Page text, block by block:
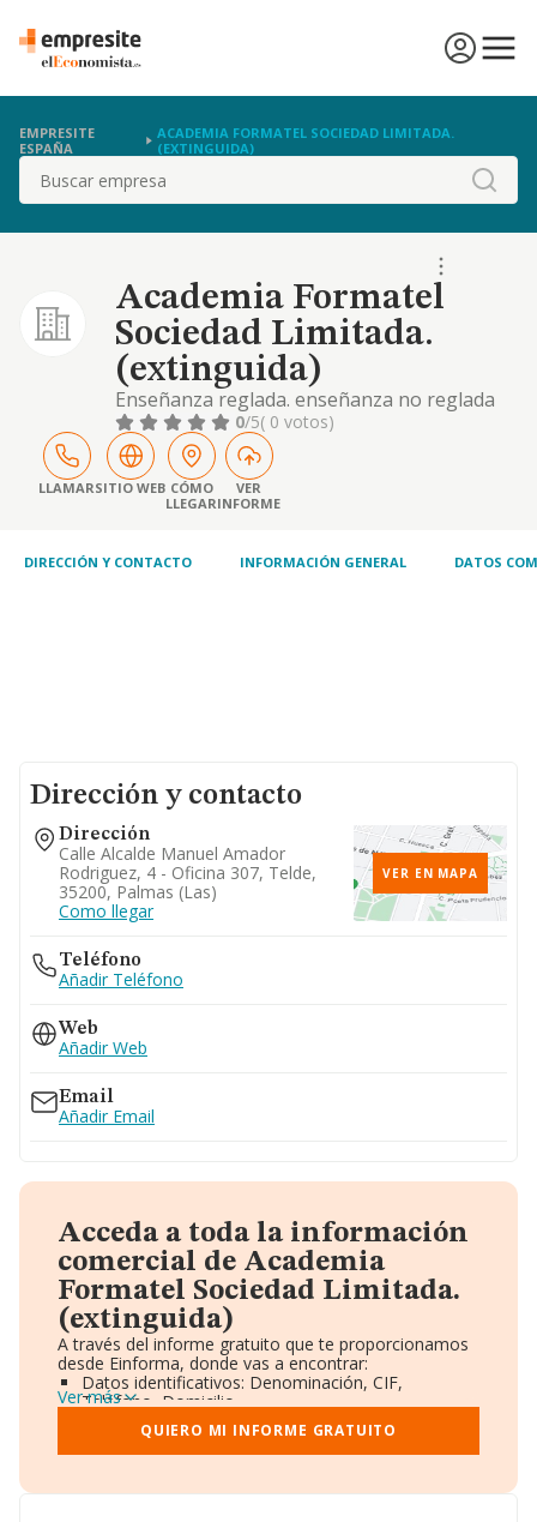
EMPRESITE
ESPAÑA
ACADEMIA FORMATEL SOCIEDAD LIMITADA.
(EXTINGUIDA)
Buscar
Academia Formatel
Sociedad Limitada.
(extinguida)
Enseñanza reglada. enseñanza no reglada
de formación y perfeccionamiento
profesional y educación posterior. otras
actividades de enseñanza
0/5( 0 votos)
LLAMARSITIO WEB CÓMO
LLEGAR
VER
INFORME
DIRECCIÓN Y CONTACTO INFORMACIÓN GENERAL DATOS
Dirección y contacto
Dirección
Calle Alcalde Manuel Amador
Rodriguez, 4 - Oficina 307, Telde,
35200, Palmas (las)
Como llegar
VER EN MAPA
Teléfono
Añadir Teléfono
Web
Añadir Web
Email
Añadir Email
Acceda a toda la información
comercial de Academia
Formatel Sociedad Limitada.
(extinguida)
A través del informe gratuito que te proporcionamos
desde Einforma, donde vas a encontrar:
Datos identificativos: Denominación, CIF,
Teléfono, Domicilio.
Informe Mercantil Completo (BORME).
Gráficos de Evolución Ventas y Empleados.
Consejo de Administración y Administradores.
Accionistas.
Ver más
QUIERO MI INFORME GRATUITO